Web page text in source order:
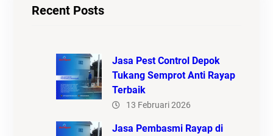
Recent Posts
Jasa Pest Control Depok
Tukang Semprot Anti Rayap
Terbaik
13 Februari 2026
Jasa Pembasmi Rayap di